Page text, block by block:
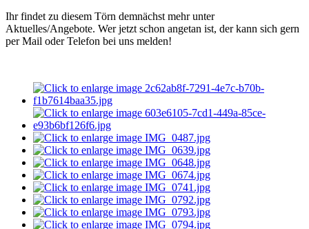
Ihr findet zu diesem Törn demnächst mehr unter
Aktuelles/Angebote. Wer jetzt schon angetan ist, der kann sich gern
per Mail oder Telefon bei uns melden!